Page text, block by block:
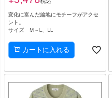
変化に富んだ編地にモチーフがアクセ
ント。
サイズ M～L、LL
カートに入れる